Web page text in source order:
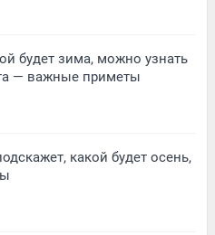
будет зима, можно узнать
— важные приметы
какой будет осень,